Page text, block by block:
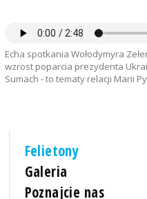
Echa spotkania Wołodymyra
wzrost poparcia prezydenta
Sumach - to tematy relacji Marii
Felietony
Galeria
Poznajcie nas